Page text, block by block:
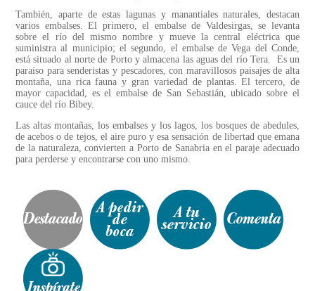
También, aparte de estas lagunas y manantiales naturales, destacan
varios embalses. El primero, el embalse de Valdesirgas, se levanta
sobre el río del mismo nombre y mueve la central eléctrica que
suministra al municipio; el segundo, el embalse de Vega del Conde,
está situado al norte de Porto y almacena las aguas del río Tera. Es un
paraíso para senderistas y pescadores, con maravillosos paisajes de alta
montaña, una rica fauna y gran variedad de plantas. El tercero, de
mayor capacidad, es el embalse de San Sebastián, ubicado sobre el
cauce del río Bibey.
Las altas montañas, los embalses y los lagos, los bosques de abedules,
de acebos o de tejos, el aire puro y esa sensación de libertad que emana
de la naturaleza, convierten a Porto de Sanabria en el paraje adecuado
para perderse y encontrarse con uno mismo.